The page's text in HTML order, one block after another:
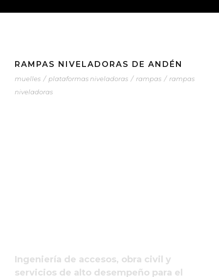
RAMPAS NIVELADORAS DE ANDÉN
muelles / plataformas niveladoras / rampas / rampas
niveladoras
Ingeniería de accesos, obra civil y
servicios de alto desempeño para el